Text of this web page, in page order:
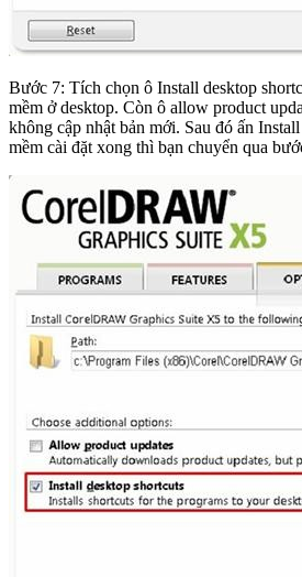
Bước 7: Tích chọn ô Install desktop
mềm ở desktop. Còn ô allow product
không cập nhật bản mới. Sau đó ấn
mềm cài đặt xong thì bạn chuyển qua